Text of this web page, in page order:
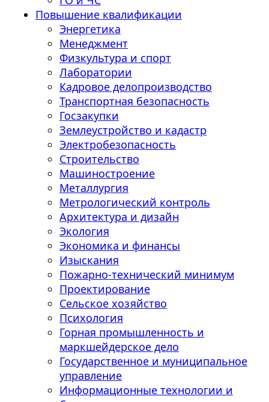
Повышение квалификации
Энергетика
Менеджмент
Физкультура и спорт
Лаборатории
Кадровое делопроизводство
Транспортная безопасность
Госзакупки
Землеустройство и кадастр
Электробезопасность
Строительство
Машиностроение
Металлургия
Метрологический контроль
Архитектура и дизайн
Экология
Экономика и финансы
Изыскания
Пожарно-технический минимум
Проектирование
Сельское хозяйство
Психология
Горная промышленность и
маркшейдерское дело
Государственное и муниципальное
управление
Информационные технологии и